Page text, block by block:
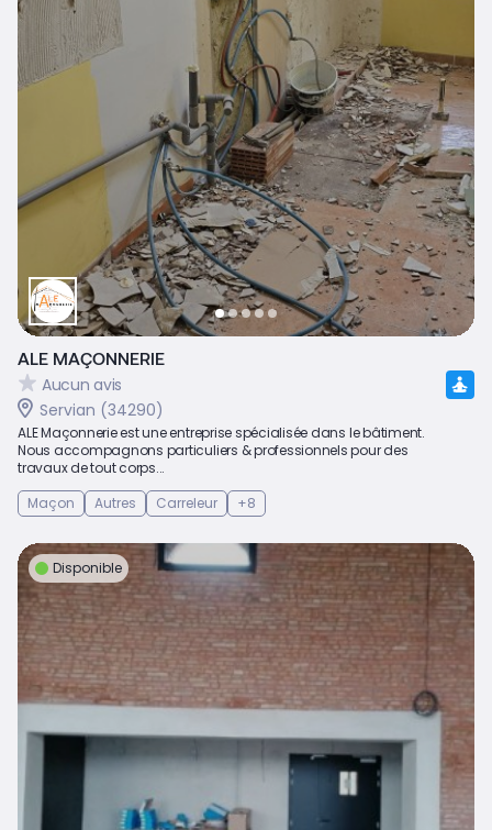
ALE MAÇONNERIE
Aucun avis
Servian (34290)
ALE Maçonnerie est une entreprise spécialisée dans le bâtiment.
Nous accompagnons particuliers & professionnels pour des
travaux de tout corps...
Maçon
Autres Carreleur +8
Disponible